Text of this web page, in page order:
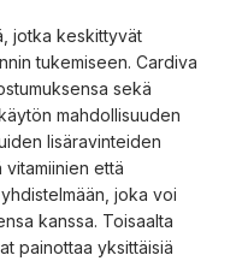
jotka keskittyvät
tukemiseen. Cardiva
sekä
mahdollisuuden
lisäravinteiden
että
joka voi
kanssa. Toisaalta
painottaa yksittäisiä